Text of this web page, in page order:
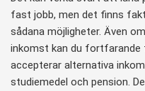
fast jobb, men det finns
sådana möjligheter. Även
inkomst kan du fortfarande
accepterar alternativa
studiemedel och pension.